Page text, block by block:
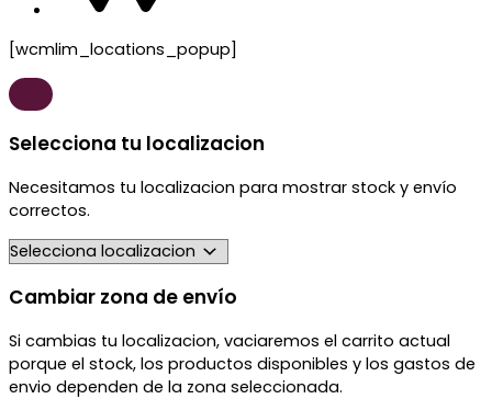
[wcmlim_locations_popup]
Selecciona tu localizacion
Necesitamos tu localizacion para mostrar stock y envío
correctos.
Cambiar zona de envío
Si cambias tu localizacion, vaciaremos el carrito actual
porque el stock, los productos disponibles y los gastos de
envio dependen de la zona seleccionada.